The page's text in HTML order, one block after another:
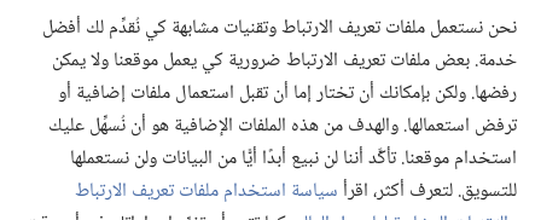
نحن نستعمل ملفات تعريف الارتباط وتقنيات مشابهة كي نُقدِّم لك أفضل
خدمة. بعض ملفات تعريف الارتباط ضرورية كي يعمل موقعنا ولا يمكن
رفضها. ولكن بإمكانك أن تختار إما أن تقبل استعمال ملفات إضافية أو
ترفض استعمالها. والهدف من هذه الملفات الإضافية هو أن نُسهِّل عليك
استخدام موقعنا. تأكَّد أننا لن نبيع أبدًا أيًّا من البيانات ولن نستعملها
للتسويق. لتعرف أكثر، اقرأسياسة استخدام ملفات تعريف الارتباط
(يفتح
نافذة
جديدة) تطبيق ®
JW Library
مكتبة برج المراقبة